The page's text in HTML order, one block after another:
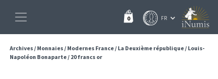
0
Archives/ Monnaies/ Modernes France/ La Deuxième république/ Louis-
Napoléon Bonaparte/ 20 francs or